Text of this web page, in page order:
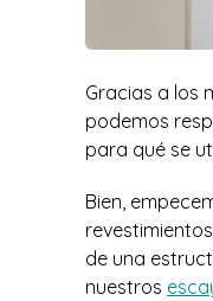
Gracias a los
podemos
para qué se
Bien,
de una
nuestros